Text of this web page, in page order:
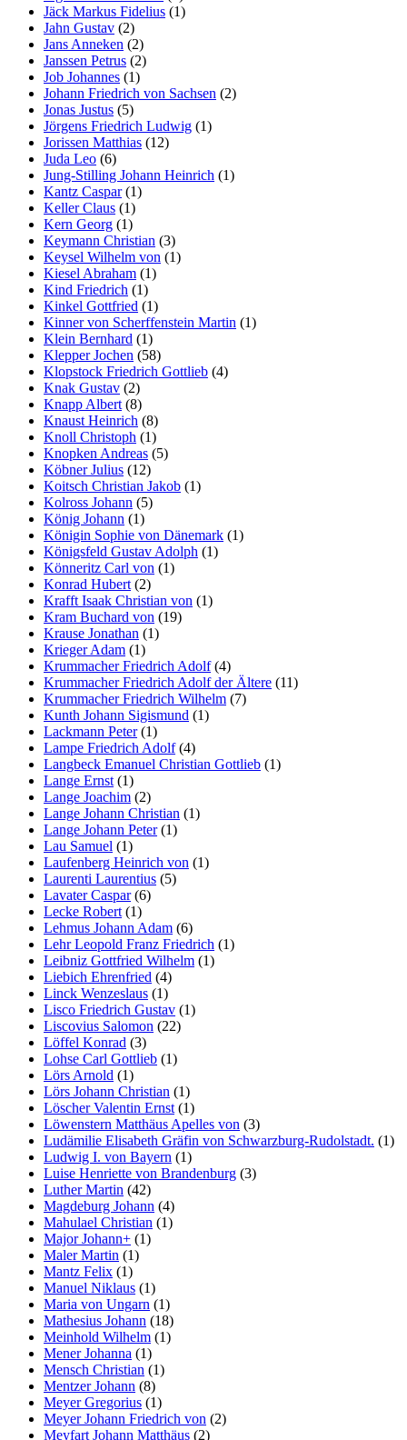
Jäck Markus Fidelius (1)
Jahn Gustav (2)
Jans Anneken (2)
Janssen Petrus (2)
Job Johannes (1)
Johann Friedrich von Sachsen (2)
Jonas Justus (5)
Jörgens Friedrich Ludwig (1)
Jorissen Matthias (12)
Juda Leo (6)
Jung-Stilling Johann Heinrich (1)
Kantz Caspar(1)
Keller Claus (1)
Kern Georg (1)
Keymann Christian (3)
Keysel Wilhelm von (1)
Kiesel Abraham (1)
Kind Friedrich (1)
Kinkel Gottfried (1)
Kinner von Scherffenstein Martin (1)
Klein Bernhard (1)
Klepper Jochen (58)
Klopstock Friedrich Gottlieb (4)
Knak Gustav (2)
Knapp Albert (8)
Knaust Heinrich (8)
Knoll Christoph (1)
Knopken Andreas (5)
Köbner Julius (12)
Koitsch Christian Jakob (1)
Kolross Johann (5)
König Johann (1)
Königin Sophie von Dänemark (1)
Königsfeld Gustav Adolph (1)
Könneritz Carl von (1)
Konrad Hubert (2)
Krafft Isaak Christian von (1)
Kram Buchard von (19)
Krause Jonathan (1)
Krieger Adam (1)
Krummacher Friedrich Adolf(4)
Krummacher Friedrich Adolf der Ältere (11)
Krummacher Friedrich Wilhelm (7)
Kunth Johann Sigismund (1)
Lackmann Peter(1)
Lampe Friedrich Adolf(4)
Langbeck Emanuel Christian Gottlieb (1)
Lange Ernst (1)
Lange Joachim (2)
Lange Johann Christian (1)
Lange Johann Peter(1)
Lau Samuel (1)
Laufenberg Heinrich von (1)
Laurenti Laurentius (5)
Lavater Caspar(6)
Lecke Robert (1)
Lehmus Johann Adam (6)
Lehr Leopold Franz Friedrich (1)
Leibniz Gottfried Wilhelm (1)
Liebich Ehrenfried (4)
Linck Wenzeslaus (1)
Lisco Friedrich Gustav (1)
Liscovius Salomon (22)
Löffel Konrad (3)
Lohse Carl Gottlieb (1)
Lörs Arnold (1)
Lörs Johann Christian (1)
Löscher Valentin Ernst (1)
Löwenstern Matthäus Apelles von (3)
Ludämilie Elisabeth Gräfin von Schwarzburg-Rudolstadt. (1)
Ludwig I. von Bayern (1)
Luise Henriette von Brandenburg (3)
Luther Martin (42)
Magdeburg Johann (4)
Mahulael Christian (1)
Major Johann+ (1)
Maler Martin (1)
Mantz Felix (1)
Manuel Niklaus (1)
Maria von Ungarn (1)
Mathesius Johann (18)
Meinhold Wilhelm (1)
Mener Johanna (1)
Mensch Christian (1)
Mentzer Johann (8)
Meyer Gregorius (1)
Meyer Johann Friedrich von (2)
Meyfart Johann Matthäus (2)